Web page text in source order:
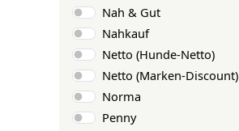
Nah & Gut
Nahkauf
Netto (Hunde-Netto)
Netto (Marken-Discount)
Norma
Penny